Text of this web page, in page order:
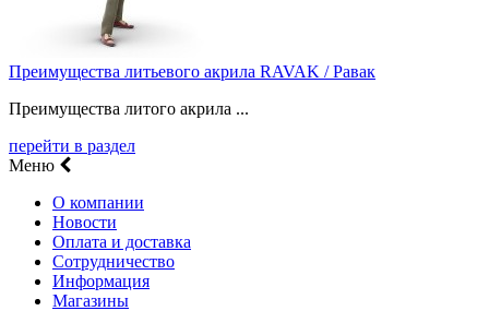
Преимущества литьевого акрила RAVAK / Равак
Преимущества литого акрила ...
перейти в раздел
Меню
О компании
Новости
Оплата и доставка
Сотрудничество
Информация
Магазины